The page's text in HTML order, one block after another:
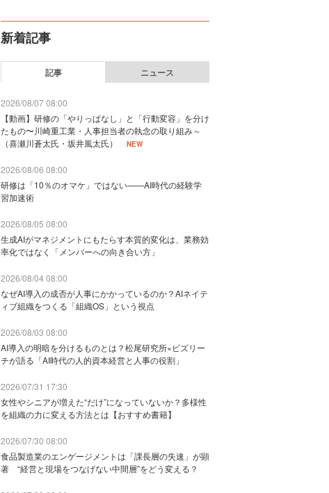
新着記事
記事 ニュース
2026/08/07 08:00
【動画】研修の「やりっぱなし」と「行動変容」を分け
たもの〜川崎重工業・人事担当者の執念の取り組み～
（喜瀬川蒼太氏・坂井風太氏）
NEW
2026/08/06 08:00
研修は「10％のオマケ」ではない——AI時代の経験学
習加速術
2026/08/05 08:00
生成AIがマネジメントにもたらす本質的変化は、業務効
率化ではなく「メンバーへの向き合い方」
2026/08/04 08:00
なぜAI導入の成否が人事にかかっているのか？AIネイテ
ィブ組織をつくる「組織OS」という視点
2026/08/03 08:00
AI導入の明暗を分けるものとは？松尾研究所×ビズリー
チが語る「AI時代の人的資本経営と人事の役割」
2026/07/31 17:30
女性やシニアが増えた“だけ”になっていないか？多様性
を組織の力に変える方法とは【おすすめ書籍】
2026/07/30 08:00
食品製造業のエンゲージメントは「課長層の失速」が顕
著 “経営と現場をつなげない中間層”をどう変える？